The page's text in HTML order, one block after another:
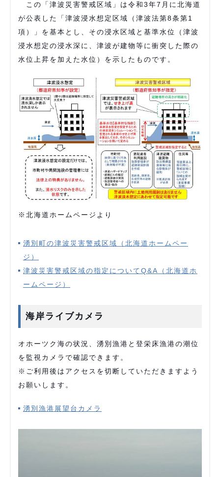
この「津波災害警戒区域」は令和3年7月に北海道
が公表した「津波浸水想定区域（津波法第8条第1
項）」を基本とし、その浸水区域と基準水位（津波
浸水想定の浸水深に、津波が建物等に衝突した際の
水位上昇を加えた水位）を示したものです。
※北海道ホームページより
湧別町の津波災害警戒区域（北海道ホームペー
ジ）
津波災害警戒区域の指定についてQ&A（北海道ホ
ームページ）
海岸ライブカメラ
オホーツク海の状況、湧別漁港と登栄床漁港の潮位
を監視カメラで確認できます。
※ご利用後はアクセスを切断していただきますよう
お願いします。
湧別漁港展望台カメラ